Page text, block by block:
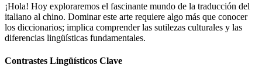
¡Hola! Hoy exploraremos el fascinante mundo de la traducción del
italiano al chino. Dominar este arte requiere algo más que conocer
los diccionarios; implica comprender las sutilezas culturales y las
diferencias lingüísticas fundamentales.
Contrastes Lingüísticos Clave